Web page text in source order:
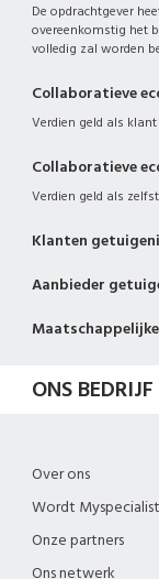
De opdrachtgever
overeenkomstig het
volledig zal worden
Collaboratieve
Verdien geld als klant
Collaboratieve
Verdien geld als
Klanten
Aanbieder
ONS BEDRIJF
Over ons
Wordt
Onze partners
Ons netwerk